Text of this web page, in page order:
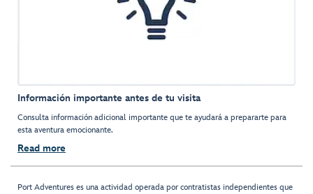
Información importante antes de tu visita
Consulta información adicional importante que te ayudará a prepararte para
esta aventura emocionante.
Read more
Port Adventures es una actividad operada por contratistas independientes que